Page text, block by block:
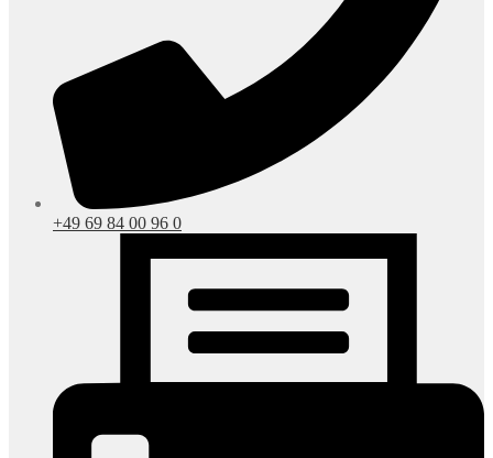
+49 69 84 00 96 0